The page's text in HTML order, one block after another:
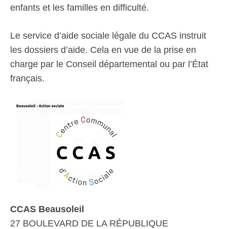
enfants et les familles en difficulté.
Le service d’aide sociale légale du CCAS instruit
les dossiers d’aide. Cela en vue de la prise en
charge par le Conseil départemental ou par l’État
français.
CCAS Beausoleil
27 BOULEVARD DE LA RÉPUBLIQUE